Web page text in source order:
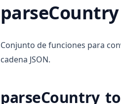
parseCountry
Conjunto de funciones para
cadena JSON.